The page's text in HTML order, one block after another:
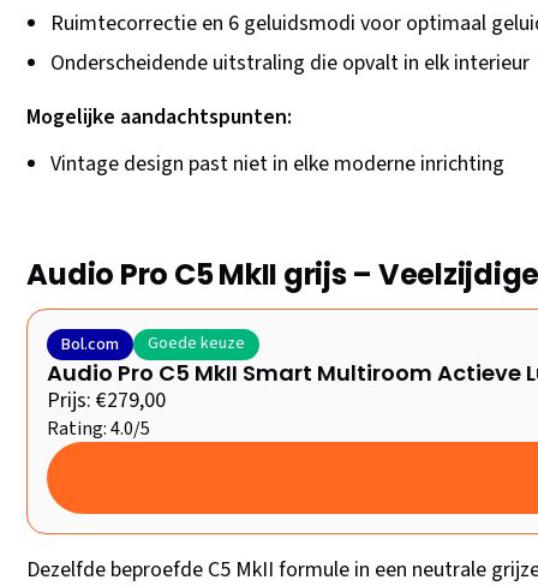
Ruimtecorrectie en 6 geluidsmodi voor optimaal
Onderscheidende uitstraling die opvalt in elk interieur
Mogelijke aandachtspunten:
Vintage design past niet in elke moderne inrichting
Audio Pro C5 MkII grijs –
Bol.com Goede keuze
Audio Pro C5 MkII Smart Multiroom Actieve
Prijs: €279,00
Rating: 4.0/5
Dezelfde beproefde C5 MkII formule in een neutrale